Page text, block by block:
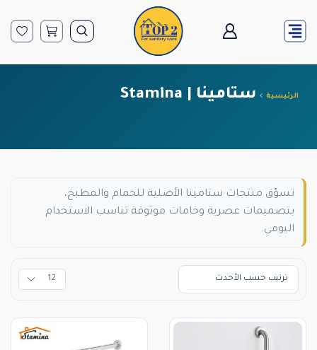
الرئيسية ستامينا | Stamina
تسوّق منتجات ستامينا الأصلية للحمام والمطبخ،
بتصميمات عصرية وخامات موثوقة تناسب الاستخدام
اليومي.